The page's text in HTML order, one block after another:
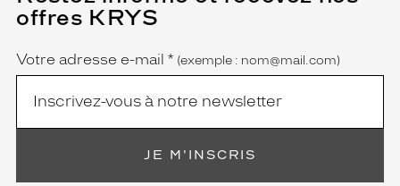
offres KRYS
Name
Votre adresse e-mail *
champ
est
obligatoire)
(exemple : nom@mail.com)
JE M'INSCRIS